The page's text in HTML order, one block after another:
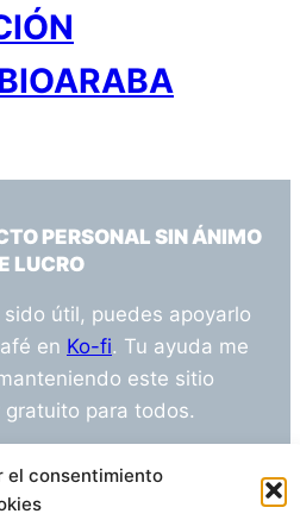
el consentimiento
PERSONAL SIN ÁNIMO
LUCRO
útil, puedes apoyarlo
en Ko-fi. Tu ayuda me
este sitio
para todos.
o sugerencia? Escríbeme